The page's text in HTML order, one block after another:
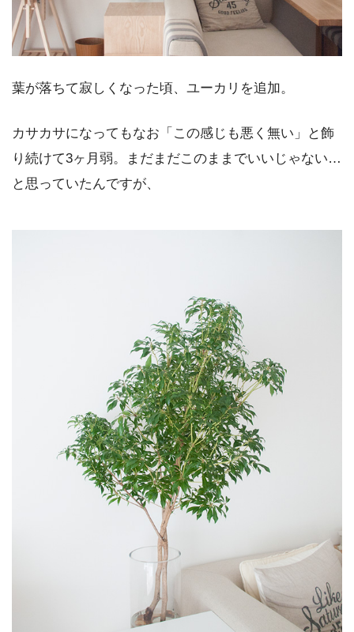
葉が落ちて寂しくなった頃、ユーカリを追加。
カサカサになってもなお「この感じも悪く無い」と飾
り続けて3ヶ月弱。まだまだこのままでいいじゃない…
と思っていたんですが、